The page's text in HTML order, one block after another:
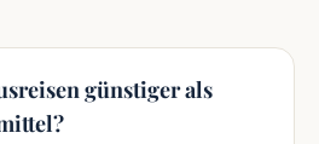
günstiger als